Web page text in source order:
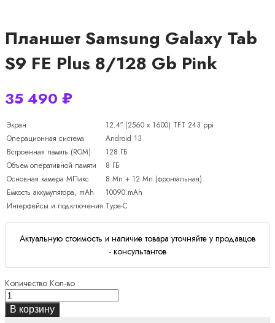
Планшет Samsung Galaxy Tab
S9 FE Plus 8/128 Gb Pink
35 490 ₽
Экран
12.4″ (2560 x 1600) TFT 243 ppi
Операционная система
Android 13
Встроенная память (ROM)
128 ГБ
Объем оперативной памяти
8 ГБ
Основная камера МПикс
8 Мп + 12 Мп (фронтальная)
Емкость аккумулятора, mAh
10090 mAh
Интерфейсы и подключения Type-C
Актуальную стоимость и наличие товара уточняйте у продавцов
- консультантов
Количество Кол-во
В корзину